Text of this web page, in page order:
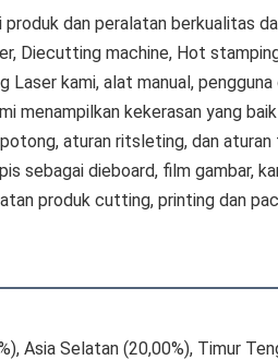
dan peralatan berkualitas
Diecutting machine, Hot
kami, alat manual,
kekerasan yang
aturan ritsleting, dan
sebagai dieboard, film gambar,
produk cutting, printing dan
Asia Selatan (20,00%), Timur